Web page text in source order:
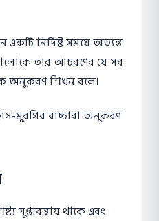
নির্দিষ্ট সময়ে অত্যন্ত
তার আচরণের যে সব
অনুকরণ শিখন বলে।
মুরগির বাচ্চারা অনুকরণ
সুপ্তাবস্থায় থাকে এবং